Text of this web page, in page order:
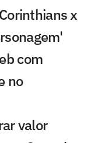
x
com
no
valor